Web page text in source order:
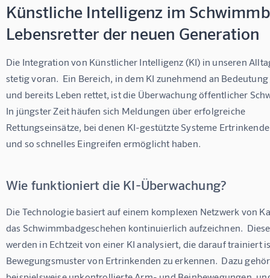
Künstliche Intelligenz im
Lebensretter der neuen Generation
Die Integration von Künstlicher Intelligenz (KI) in unseren
stetig voran.  Ein Bereich, in dem KI zunehmend an
und bereits Leben rettet, ist die Überwachung öffentlicher
In jüngster Zeit häufen sich Meldungen über erfolgreiche
Rettungseinsätze, bei denen KI-gestützte Systeme
und so schnelles Eingreifen ermöglicht haben.
Wie funktioniert die KI-Überwachung?
Die Technologie basiert auf einem komplexen Netzwerk von
das Schwimmbadgeschehen kontinuierlich aufzeichnen.
werden in Echtzeit von einer KI analysiert, die darauf trainiert
Bewegungsmuster von Ertrinkenden zu erkennen.  Dazu